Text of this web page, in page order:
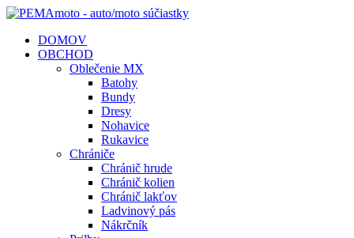
DOMOV
OBCHOD
Oblečenie MX
Batohy
Bundy
Dresy
Nohavice
Rukavice
Chrániče
Chránič hrude
Chránič kolien
Chránič lakťov
Ladvinový pás
Nákrčník